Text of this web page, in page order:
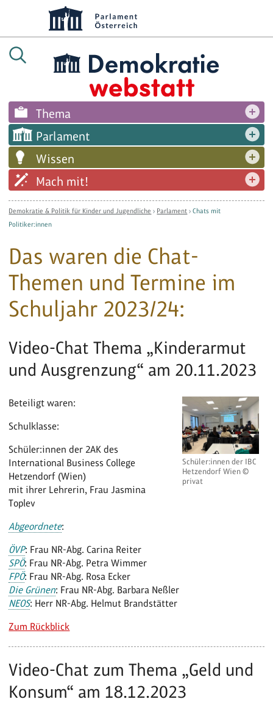
Thema
Parlament
Wissen
Mach mit!
Demokratie & Politik für Kinder und Jugendliche › Parlament ›Chats mit
Politiker:innen
Das waren die Chat-
Themen und Termine im
Schuljahr 2023/24:
Video-Chat Thema „Kinderarmut
und Ausgrenzung“ am 20.11.2023
Schüler:innen der IBC
Hetzendorf Wien ©
privat
Beteiligt waren:
Schulklasse:
Schüler:innen der 2AK des
International Business College
Hetzendorf (Wien)
mit ihrer Lehrerin, Frau Jasmina
Toplev
Abgeordnete:
ÖVP: Frau NR-Abg. Carina Reiter
SPÖ: Frau NR-Abg. Petra Wimmer
FPÖ: Frau NR-Abg. Rosa Ecker
Die Grünen: Frau NR-Abg. Barbara Neßler
NEOS: Herr NR-Abg. Helmut Brandstätter
Zum Rückblick
Video-Chat zum Thema „Geld und
Konsum“ am 18.12.2023